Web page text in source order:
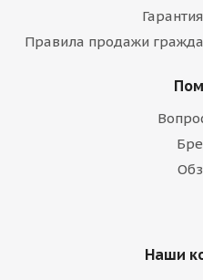
Правила продажи
Наши